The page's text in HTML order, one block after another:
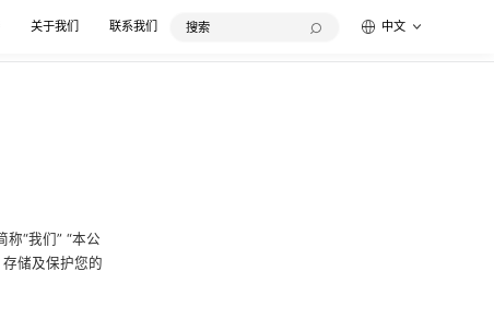
关于我们 联系我们 中文
“我们” “本公
储及保护您的